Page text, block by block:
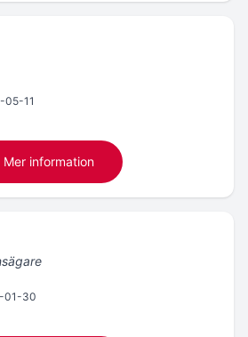
05-11
Mer information
01-30